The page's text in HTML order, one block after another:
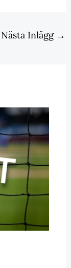
Nästa Inlägg →